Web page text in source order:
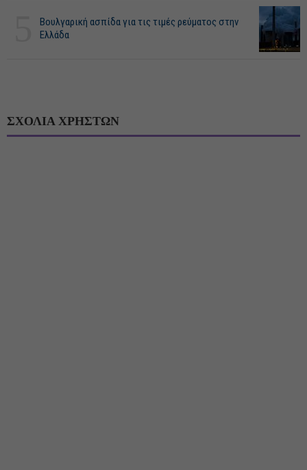
Βουλγαρική ασπίδα για τις τιμές ρεύματος στην
Ελλάδα
ΣΧΟΛΙΑ ΧΡΗΣΤΩΝ